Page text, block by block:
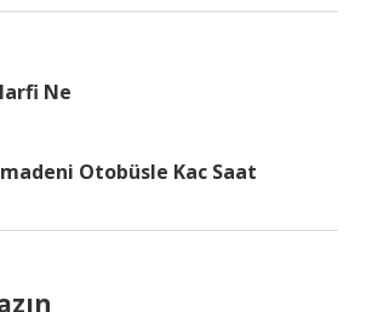
Ne
Otobüsle Kac Saat